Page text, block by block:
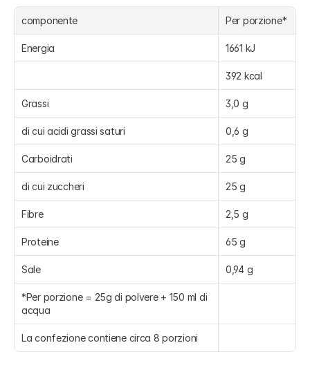
componente Per porzione*
Energia 1661 kJ
392 kcal
Grassi 3,0 g
di cui acidi grassi saturi 0,6 g
Carboidrati 25 g
di cui zuccheri 25 g
Fibre 2,5 g
Proteine 65 g
Sale 0,94 g
*Per porzione = 25g di polvere + 150 ml di
acqua
La confezione contiene circa 8 porzioni